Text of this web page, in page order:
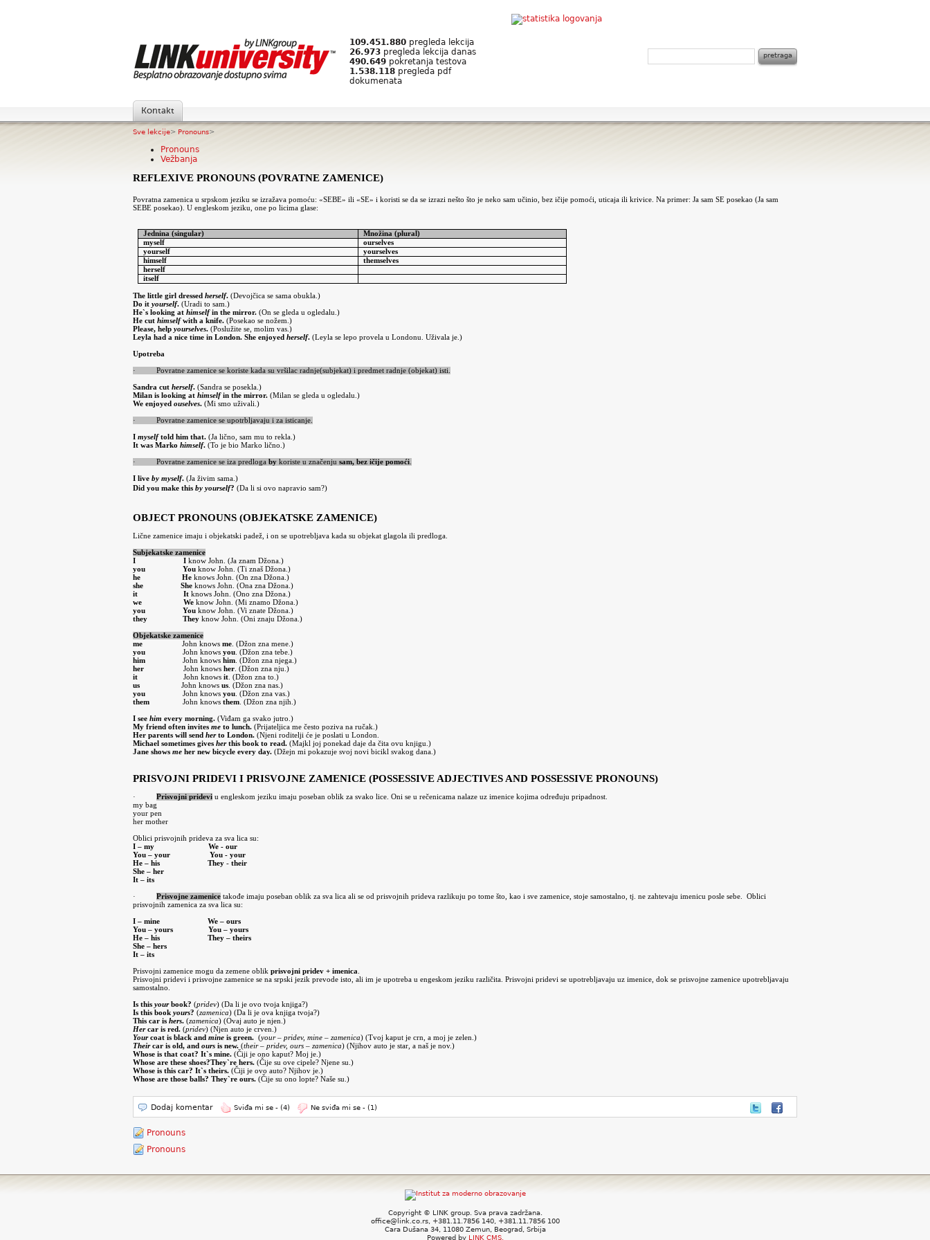
109.451.880 pregleda lekcija
26.973 pregleda lekcija danas
490.649 pokretanja testova
1.538.118 pregleda pdf
dokumenata
Kontakt
Sve lekcije> Pronouns>
Pronouns
Vežbanja
REFLEXIVE PRONOUNS (POVRATNE ZAMENICE)
Povratna zamenica u srpskom jeziku se izražava pomoću: «SEBE» ili «SE» i koristi se da se izrazi nešto što je neko sam učinio, bez ičije pomoći, uticaja ili krivice. Na primer: Ja sam SE posekao (Ja sam
SEBE posekao). U engleskom jeziku, one po licima glase:
Jednina (singular)
Množina (plural)
myself
ourselves
yourself
yourselves
himself
themselves
herself
itself
The little girl dressed herself. (Devojčica se sama obukla.)
Do it yourself. (Uradi to sam.)
He`s looking at himselfin the mirror. (On se gleda u ogledalu.)
He cut himselfwith a knife. (Posekao se nožem.)
Please, help yourselves. (Poslužite se, molim vas.)
Leyla had a nice time in London. She enjoyed herself. (Leyla se lepo provela u Londonu. Uživala je.)
Upotreba
· Povratne zamenice se koriste kada su vršilac radnje(subjekat) i predmet radnje (objekat) isti.
Sandra cut herself. (Sandra se posekla.)
Milan is looking at himselfin the mirror. (Milan se gleda u ogledalu.)
We enjoyed ouselves. (Mi smo uživali.)
· Povratne zamenice se upotrbljavaju i za isticanje.
I myselftold him that. (Ja lično, sam mu to rekla.)
It was Marko himself. (To je bio Marko lično.)
· Povratne zamenice se iza predloga by koriste u značenju sam, bez ičije pomoći
I live by myself. (Ja živim sama.)
Did you make this by yourself? (Da li si ovo napravio sam?)
OBJECT PRONOUNS (OBJEKATSKE ZAMENICE)
Lične zamenice imaju i objekatski padež, i on se upotrebljava kada su objekat glagola ili predloga.
Subjekatske zamenice
I
I know John. (Ja znam Džona.)
you
You know John. (Ti znaš Džona.)
he
He knows John. (On zna Džona.)
she
She knows John. (Ona zna Džona.)
it
It knows John. (Ono zna Džona.)
we
We know John. (Mi znamo Džona.)
you
You know John. (Vi znate Džona.)
they
They know John. (Oni znaju Džona.)
Objekatske zamenice
me
John knows me . (Džon zna mene.)
you
John knows you . (Džon zna tebe.)
him
John knows him . (Džon zna njega.)
her
John knows her . (Džon zna nju.)
it
John knows it . (Džon zna to.)
us
John knows us . (Džon zna nas.)
you
John knows you . (Džon zna vas.)
them
John knows them . (Džon zna njih.)
I see him every morning. (Viđam ga svako jutro.)
My friend often invites me to lunch. (Prijateljica me često poziva na ručak.)
Her parents will send herto London. (Njeni roditelji će je poslati u London.
Michael sometimes gives herthis book to read. (Majkl joj ponekad daje da čita ovu knjigu.)
Jane shows me her new bicycle every day. (Džejn mi pokazuje svoj novi bicikl svakog dana.)
PRISVOJNI PRIDEVI I PRISVOJNE ZAMENICE (POSSESSIVE ADJECTIVES AND POSSESSIVE PRONOUNS)
· Prisvojni pridevi u engleskom jeziku imaju poseban oblik za svako lice. Oni se u rečenicama nalaze uz imenice kojima određuju pripadnost.
my bag
your pen
her mother
Oblici prisvojnih prideva za sva lica su:
I – my We - our
You – your You - your
He – his They - their
She – her
It – its
· Prisvojne zamenice takođe imaju poseban oblik za sva lica ali se od prisvojnih prideva razlikuju po tome što, kao i sve zamenice, stoje samostalno, tj. ne zahtevaju imenicu posle sebe.
Oblici
prisvojnih zamenica za sva lica su:
I – mine We – ours
You – yours
You – yours
He – his They – theirs
She – hers
It – its
Prisvojni zamenice mogu da zemene oblik prisvojni pridev + imenica
Prisvojni pridevi i prisvojne zamenice se na srpski jezik prevode isto, ali im je upotreba u engeskom jeziku različita. Prisvojni pridevi se upotrebljavaju uz imenice, dok se prisvojne zamenice upotrebljavaju
samostalno.
Is this yourbook? (pridev) (Da li je ovo tvoja knjiga?)
Is this book yours? (zamenica) (Da li je ova knjiga tvoja?)
This car is hers. (zamenica) (Ovaj auto je njen.)
Hercar is red. (pridev) (Njen auto je crven.)
Yourcoat is black and mine is green. (your – pridev, mine – zamenica) (Tvoj kaput je crn, a moj je zelen.)
Theircar is old, and ours is new. (their – pridev, ours – zamenica) (Njihov auto je star, a naš je nov.)
Whose is that coat? It`s mine. (Čiji je ono kaput? Moj je.)
Whose are these shoes?They`re hers. (Čije su ove cipele? Njene su.)
Whose is this car? It`s theirs. (Čiji je ovo auto? Njihov je.)
Whose are those balls? They`re ours. (Čije su ono lopte? Naše su.)
Dodaj komentar Sviđa mi se - (4) Ne sviđa mi se - (1)
Pronouns
Pronouns
Copyright © LINK group. Sva prava zadržana.
office@link.co.rs, +381.11.7856 140, +381.11.7856 100
Cara Dušana 34, 11080 Zemun, Beograd, Srbija
Powered by LINK CMS.